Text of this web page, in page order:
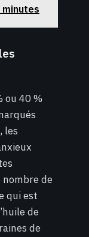
ou 40 %
les
de
qui est
de
de